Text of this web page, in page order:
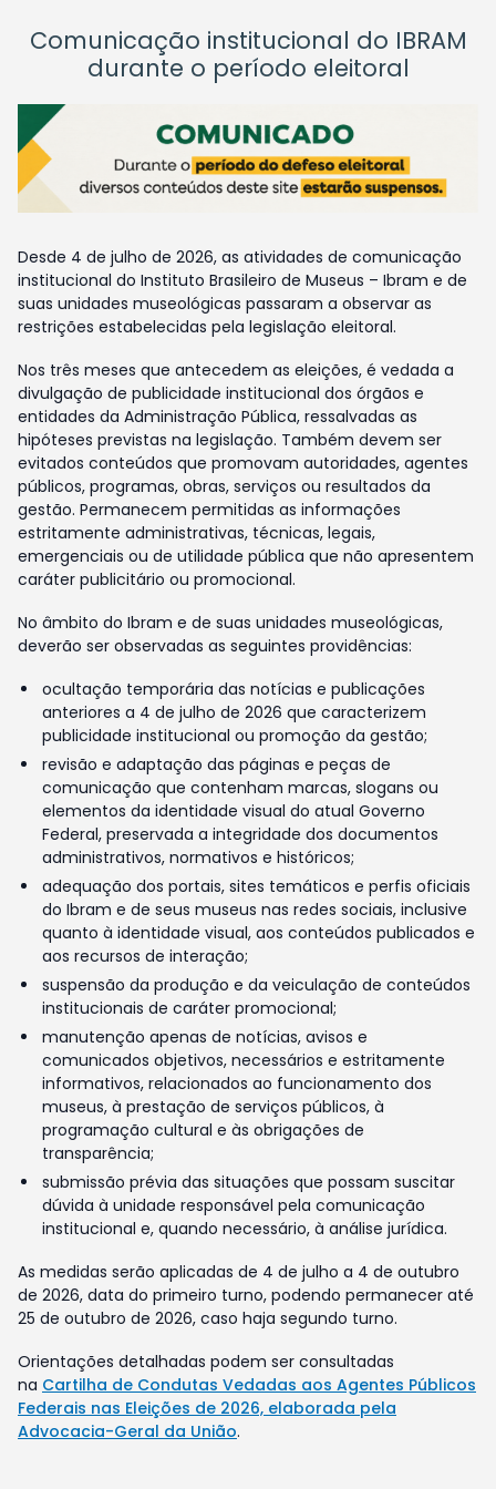
Comunicação institucional do IBRAM
durante o período eleitoral
Desde 4 de julho de 2026, as atividades de comunicação
institucional do Instituto Brasileiro de Museus – Ibram e de
suas unidades museológicas passaram a observar as
restrições estabelecidas pela legislação eleitoral.
Nos três meses que antecedem as eleições, é vedada a
divulgação de publicidade institucional dos órgãos e
entidades da Administração Pública, ressalvadas as
hipóteses previstas na legislação. Também devem ser
evitados conteúdos que promovam autoridades, agentes
públicos, programas, obras, serviços ou resultados da
gestão. Permanecem permitidas as informações
estritamente administrativas, técnicas, legais,
emergenciais ou de utilidade pública que não apresentem
caráter publicitário ou promocional.
No âmbito do Ibram e de suas unidades museológicas,
deverão ser observadas as seguintes providências:
ocultação temporária das notícias e publicações
anteriores a 4 de julho de 2026 que caracterizem
publicidade institucional ou promoção da gestão;
revisão e adaptação das páginas e peças de
comunicação que contenham marcas, slogans ou
elementos da identidade visual do atual Governo
Federal, preservada a integridade dos documentos
administrativos, normativos e históricos;
adequação dos portais, sites temáticos e perfis oficiais
do Ibram e de seus museus nas redes sociais, inclusive
quanto à identidade visual, aos conteúdos publicados e
aos recursos de interação;
suspensão da produção e da veiculação de conteúdos
institucionais de caráter promocional;
manutenção apenas de notícias, avisos e
comunicados objetivos, necessários e estritamente
informativos, relacionados ao funcionamento dos
museus, à prestação de serviços públicos, à
programação cultural e às obrigações de
transparência;
submissão prévia das situações que possam suscitar
dúvida à unidade responsável pela comunicação
institucional e, quando necessário, à análise jurídica.
As medidas serão aplicadas de 4 de julho a 4 de outubro
de 2026, data do primeiro turno, podendo permanecer até
25 de outubro de 2026, caso haja segundo turno.
Orientações detalhadas podem ser consultadas
na Cartilha de Condutas Vedadas aos Agentes Públicos
Federais nas Eleições de 2026, elaborada pela
Advocacia-Geral da União.